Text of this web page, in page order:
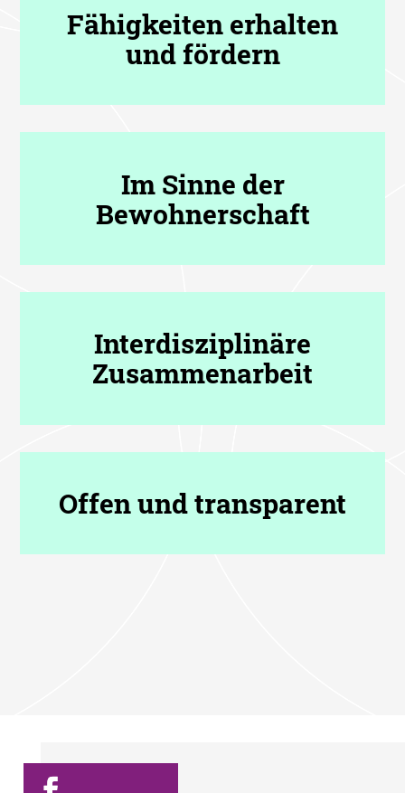
Fähigkeiten erhalten
und fördern
Im Sinne der
Bewohnerschaft
Interdisziplinäre
Zusammenarbeit
Offen und transparent